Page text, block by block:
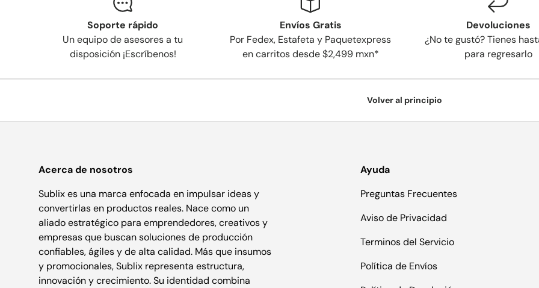
Soporte rápido
Un equipo de asesores a tu
disposición ¡Escríbenos!
Envíos Gratis
Por Fedex, Estafeta y Paquetexpress
en carritos desde $2,499 mxn*
Devoluciones
¿No te gustó? Tienes
para regresarlo
Volver al principio
Acerca de nosotros
Sublix es una marca enfocada en impulsar ideas y
convertirlas en productos reales. Nace como un
aliado estratégico para emprendedores, creativos y
empresas que buscan soluciones de producción
confiables, ágiles y de alta calidad. Más que insumos
y promocionales, Sublix representa estructura,
innovación y crecimiento. Su identidad combina
Ayuda
Preguntas Frecuentes
Aviso de Privacidad
Terminos del Servicio
Política de Envíos